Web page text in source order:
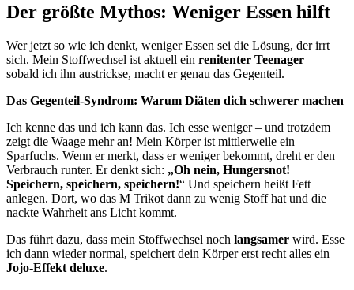
Der größte Mythos: Weniger Essen hilft
Wer jetzt so wie ich denkt, weniger Essen sei die Lösung, der irrt
sich. Mein Stoffwechsel ist aktuell ein renitenter Teenager –
sobald ich ihn austrickse, macht er genau das Gegenteil.
Das Gegenteil-Syndrom: Warum Diäten dich schwerer machen
Ich kenne das und ich kann das. Ich esse weniger – und trotzdem
zeigt die Waage mehr an! Mein Körper ist mittlerweile ein
Sparfuchs. Wenn er merkt, dass er weniger bekommt, dreht er den
Verbrauch runter. Er denkt sich: „Oh nein, Hungersnot!
Speichern, speichern, speichern!“ Und speichern heißt Fett
anlegen. Dort, wo das M Trikot dann zu wenig Stoff hat und die
nackte Wahrheit ans Licht kommt.
Das führt dazu, dass mein Stoffwechsel noch langsamer wird. Esse
ich dann wieder normal, speichert dein Körper erst recht alles ein –
Jojo-Effekt deluxe.